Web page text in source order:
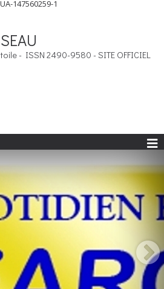
UA-147560259-1
- ISSN 2490-9580 - SITE OFFICIEL